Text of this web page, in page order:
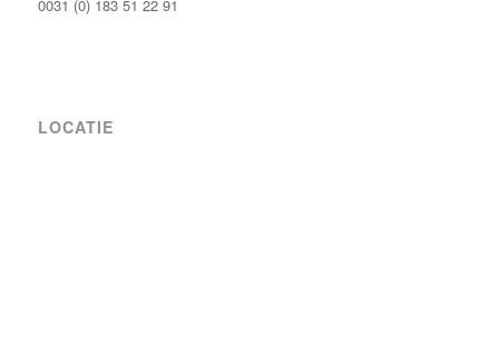
0031 (0) 183 51 22 91
LOCATIE